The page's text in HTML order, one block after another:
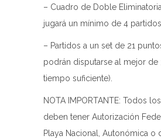
– Cuadro de Doble
jugará un mínimo de 4
– Partidos a un set de 21
podrán disputarse al mejor de
tiempo suficiente).
NOTA IMPORTANTE: Todos
deben tener Autorización
Playa Nacional, Autonómica o